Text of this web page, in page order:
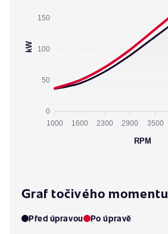
150
100
50
0
kW
1000 1600 2300 2900 3500
RPM
Graf točivého momentu
Před úpravou Po úpravě